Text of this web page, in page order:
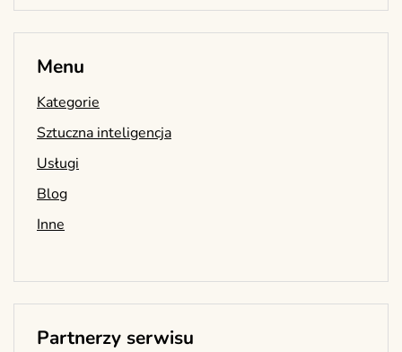
Menu
Kategorie
Sztuczna inteligencja
Usługi
Blog
Inne
Partnerzy serwisu